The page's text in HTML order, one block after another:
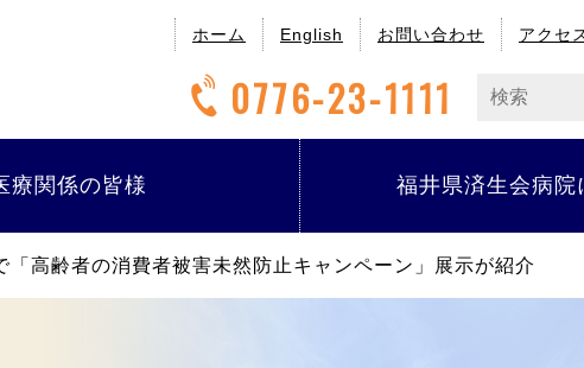
ホーム English お問い合わせ アクセ
0776-23-1111
療関係の皆様 福井県済生会病院
「高齢者の消費者被害未然防止キャンペーン」展示が紹介